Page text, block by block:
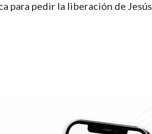
para pedir la liberación de Jesús